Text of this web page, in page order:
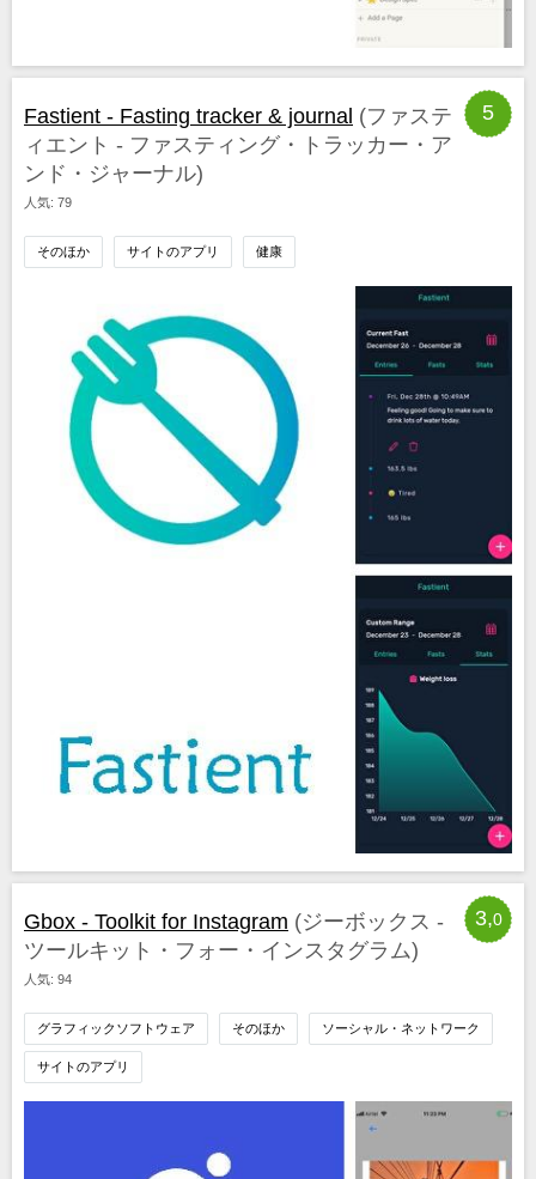
5
Fastient - Fasting tracker & journal (ファステ
ィエント ‐ ファスティング・トラッカー・ア
ンド・ジャーナル)
人気: 79
そのほか サイトのアプリ 健康
3,0
Gbox - Toolkit for Instagram (ジーボックス -
ツールキット・フォー・インスタグラム)
人気: 94
グラフィックソフトウェア そのほか ソーシャル・ネットワーク
サイトのアプリ